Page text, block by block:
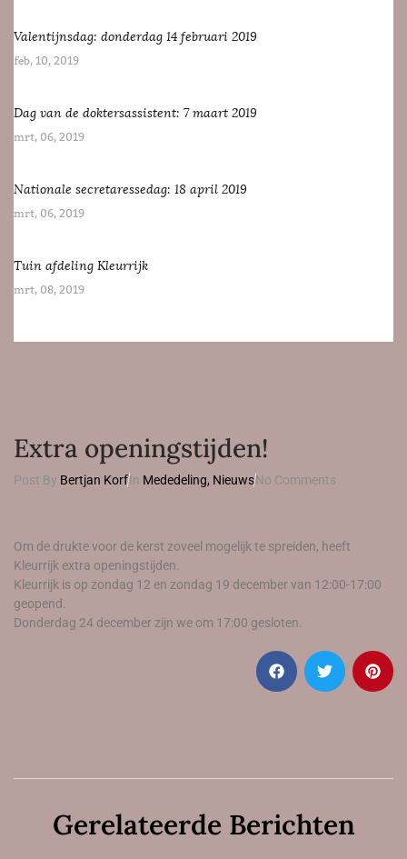
Valentijnsdag: donderdag 14 februari 2019
feb, 10, 2019
Dag van de doktersassistent: 7 maart 2019
mrt, 06, 2019
Nationale secretaressedag: 18 april 2019
mrt, 06, 2019
Tuin afdeling Kleurrijk
mrt, 08, 2019
Extra openingstijden!
Post By Bertjan KorfIn Mededeling, NieuwsNo Comments
Om de drukte voor de kerst zoveel mogelijk te spreiden, heeft
Kleurrijk extra openingstijden.
Kleurrijk is op zondag 12 en zondag 19 december van 12:00-17:00
geopend.
Donderdag 24 december zijn we om 17:00 gesloten.
Gerelateerde Berichten